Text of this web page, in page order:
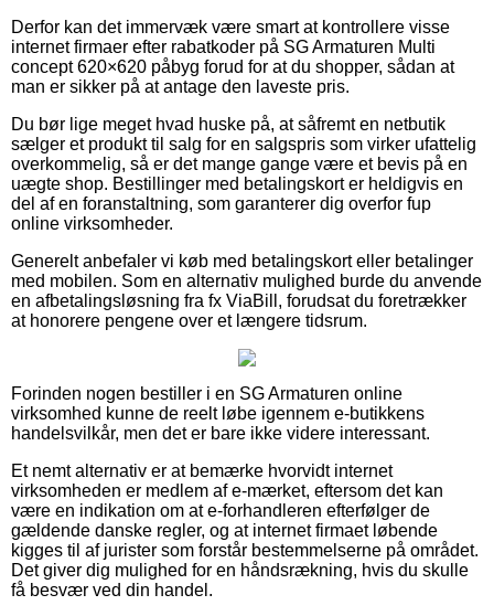
Derfor kan det immervæk være smart at kontrollere visse
internet firmaer efter rabatkoder på SG Armaturen Multi
concept 620×620 påbyg forud for at du shopper, sådan at
man er sikker på at antage den laveste pris.
Du bør lige meget hvad huske på, at såfremt en netbutik
sælger et produkt til salg for en salgspris som virker ufattelig
overkommelig, så er det mange gange være et bevis på en
uægte shop. Bestillinger med betalingskort er heldigvis en
del af en foranstaltning, som garanterer dig overfor fup
online virksomheder.
Generelt anbefaler vi køb med betalingskort eller betalinger
med mobilen. Som en alternativ mulighed burde du anvende
en afbetalingsløsning fra fx ViaBill, forudsat du foretrækker
at honorere pengene over et længere tidsrum.
Forinden nogen bestiller i en SG Armaturen online
virksomhed kunne de reelt løbe igennem e-butikkens
handelsvilkår, men det er bare ikke videre interessant.
Et nemt alternativ er at bemærke hvorvidt internet
virksomheden er medlem af e-mærket, eftersom det kan
være en indikation om at e-forhandleren efterfølger de
gældende danske regler, og at internet firmaet løbende
kigges til af jurister som forstår bestemmelserne på området.
Det giver dig mulighed for en håndsrækning, hvis du skulle
få besvær ved din handel.